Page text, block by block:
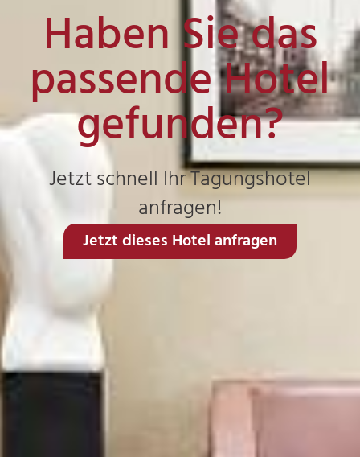
Haben Sie das
passende Hotel
gefunden?
Jetzt schnell Ihr Tagungshotel
anfragen!
Jetzt dieses Hotel anfragen